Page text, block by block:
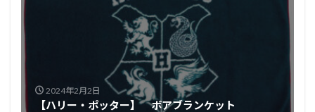
2024年2月2日
【ハリー・ポッター】 ボアブランケット